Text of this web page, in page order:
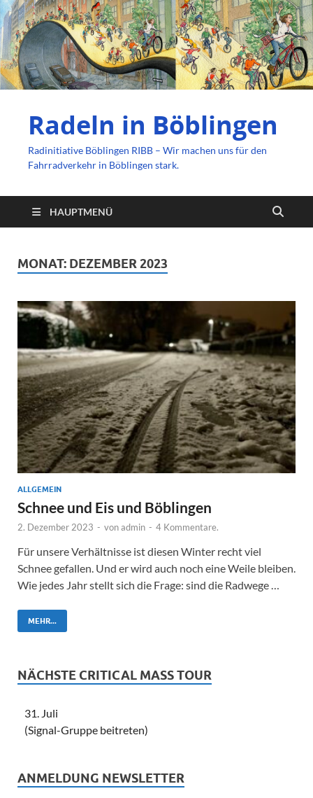
Radeln in Böblingen
Radinitiative Böblingen RIBB – Wir machen uns für den
Fahrradverkehr in Böblingen stark.
HAUPTMENÜ
MONAT: DEZEMBER 2023
ALLGEMEIN
Schnee und Eis und Böblingen
2. Dezember 2023 - vonadmin - 4 Kommentare.
Für unsere Verhältnisse ist diesen Winter recht viel
Schnee gefallen. Und er wird auch noch eine Weile bleiben.
Wie jedes Jahr stellt sich die Frage: sind die Radwege …
MEHR...
NÄCHSTE CRITICAL MASS TOUR
31. Juli
(Signal-Gruppe beitreten)
ANMELDUNG NEWSLETTER